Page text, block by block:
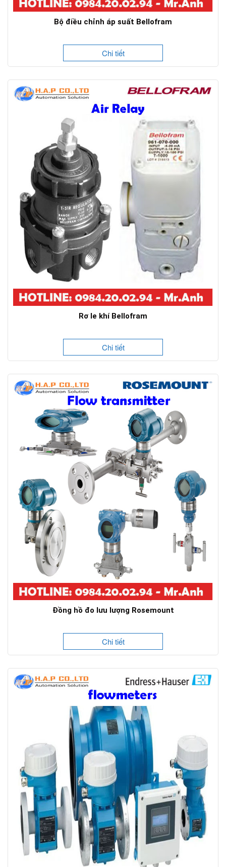
Bộ điều chỉnh áp suất Bellofram
Chi tiết
Rơ le khí Bellofram
Chi tiết
Đồng hồ đo lưu lượng Rosemount
Chi tiết